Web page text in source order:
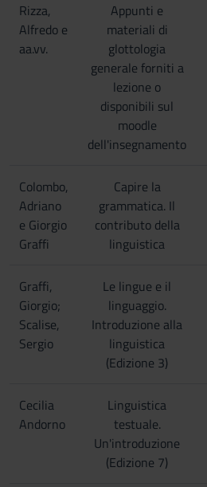
Rizza,
Alfredo e
aa.vv.
Appunti e
materiali di
glottologia
generale forniti a
lezione o
disponibili sul
moodle
dell'insegnamento
Colombo,
Adriano
e Giorgio
Graffi
Capire la
grammatica. Il
contributo della
linguistica
Graffi,
Giorgio;
Scalise,
Sergio
Le lingue e il
linguaggio.
Introduzione alla
linguistica
(Edizione 3)
Cecilia
Andorno
Linguistica
testuale.
Un'introduzione
(Edizione 7)